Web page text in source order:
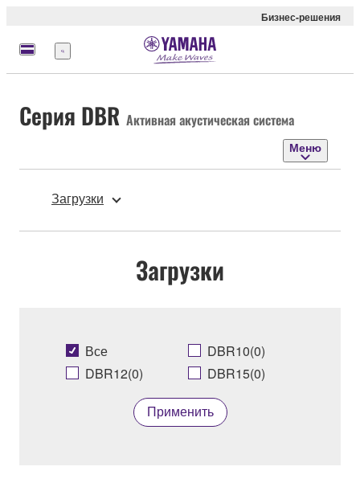
Бизнес-решения
Меню
Серия DBR Активная акустическая система
Меню
Загрузки
Загрузки
Все
DBR10(0)
DBR12(0)
DBR15(0)
Применить